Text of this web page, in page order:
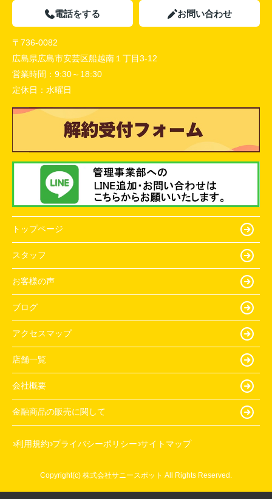
電話をする お問い合わせ
〒736-0082
広島県広島市安芸区船越南１丁目3-12
営業時間： 9:30～18:30
定休日： 水曜日
トップページ
スタッフ
お客様の声
ブログ
アクセスマップ
店舗一覧
会社概要
金融商品の販売に関して
利用規約 プライバシーポリシー サイトマップ
Copyright(c) 株式会社サニースポット All Rights Reserved.